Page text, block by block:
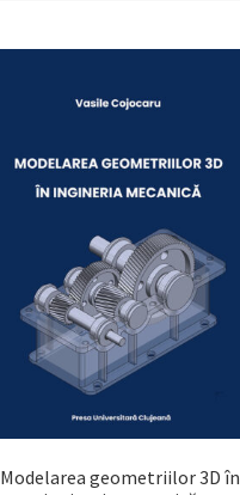
Modelarea geometriilor 3D în